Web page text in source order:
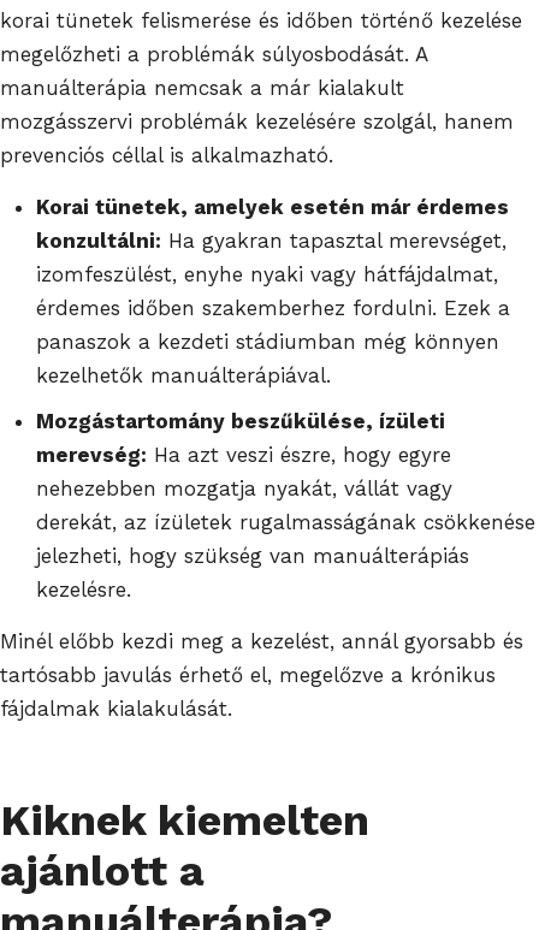
korai tünetek felismerése és időben történő kezelése
megelőzheti a problémák súlyosbodását. A
manuálterápia nemcsak a már kialakult
mozgásszervi problémák kezelésére szolgál, hanem
prevenciós céllal is alkalmazható.
Korai tünetek, amelyek esetén már érdemes
konzultálni: Ha gyakran tapasztal merevséget,
izomfeszülést, enyhe nyaki vagy hátfájdalmat,
érdemes időben szakemberhez fordulni. Ezek a
panaszok a kezdeti stádiumban még könnyen
kezelhetők manuálterápiával.
Mozgástartomány beszűkülése, ízületi
merevség: Ha azt veszi észre, hogy egyre
nehezebben mozgatja nyakát, vállát vagy
derekát, az ízületek rugalmasságának csökkenése
jelezheti, hogy szükség van manuálterápiás
kezelésre.
Minél előbb kezdi meg a kezelést, annál gyorsabb és
tartósabb javulás érhető el, megelőzve a krónikus
fájdalmak kialakulását.
Kiknek kiemelten
ajánlott a